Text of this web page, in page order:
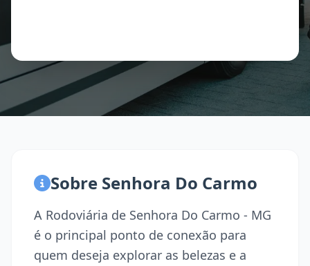
Sobre Senhora Do Carmo
A Rodoviária de Senhora Do Carmo - MG
é o principal ponto de conexão para
quem deseja explorar as belezas e a